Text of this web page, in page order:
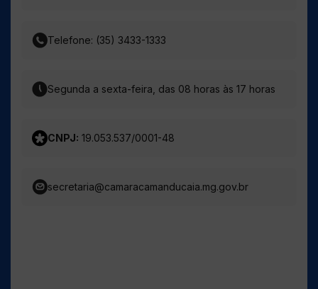
Telefone: (35) 3433-1333
Segunda a sexta-feira, das 08 horas às 17 horas
CNPJ: 19.053.537/0001-48
secretaria@camaracamanducaia.mg.gov.br